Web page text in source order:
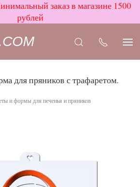
заказ в магазине 1500
рублей
для пряников с трафаретом.
и формы для печенья и пряников